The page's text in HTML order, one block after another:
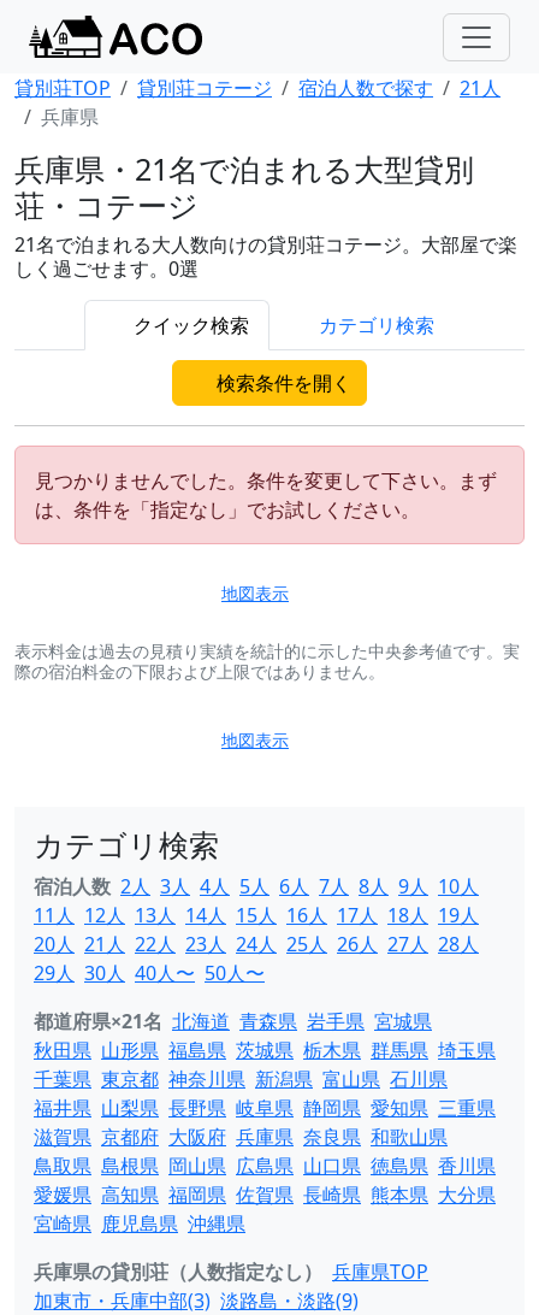
貸別荘TOP 貸別荘コテージ 宿泊人数で探す
21人
兵庫県
兵庫県・21名で泊まれる大型貸別
荘・コテージ
21名で泊まれる大人数向けの貸別荘コテージ。大部屋で楽
しく過ごせます。0選
クイック検索 カテゴリ検索
検索条件を開く
見つかりませんでした。条件を変更して下さい。まず
は、条件を「指定なし」でお試しください。
地図表示
表示料金は過去の見積り実績を統計的に示した中央参考値です。実
際の宿泊料金の下限および上限ではありません。
地図表示
カテゴリ検索
宿泊人数 2人 3人 4人 5人 6人 7人 8人 9人 10人
11人 12人 13人 14人 15人 16人 17人 18人 19人
20人 21人 22人 23人 24人 25人 26人 27人 28人
29人 30人 40人〜 50人〜
都道府県×21名 北海道 青森県 岩手県 宮城県
秋田県 山形県 福島県 茨城県 栃木県 群馬県 埼玉県
千葉県 東京都 神奈川県 新潟県 富山県 石川県
福井県 山梨県 長野県 岐阜県 静岡県 愛知県 三重県
滋賀県 京都府 大阪府 兵庫県 奈良県 和歌山県
鳥取県 島根県 岡山県 広島県 山口県 徳島県 香川県
愛媛県 高知県 福岡県 佐賀県 長崎県 熊本県 大分県
宮崎県 鹿児島県 沖縄県
兵庫県の貸別荘（人数指定なし）
兵庫県TOP
加東市・兵庫中部(3) 淡路島・淡路(9)